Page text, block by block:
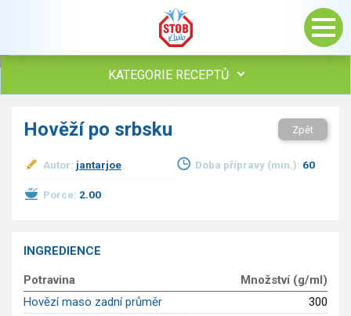
KATEGORIE RECEPTŮ
Polévky
drůbež
vnitřnosti
zvěřina
ostatní maso
Hověží po srbsku Zpět
Autor: jantarjoe Doba přípravy (min.): 60
Porce: 2.00
INGREDIENCE
Potravina
Množství (g/ml)
Hovězí maso zadní průměr
300